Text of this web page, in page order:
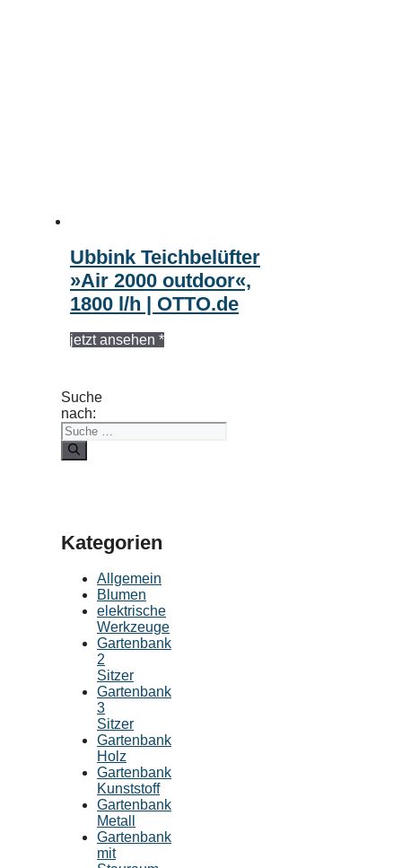
Ubbink Teichbelüfter
»Air 2000 outdoor«,
1800 l/h | OTTO.de
jetzt ansehen *
Suche
nach:
Kategorien
Allgemein
Blumen
elektrische
Werkzeuge
Gartenbank
2
Sitzer
Gartenbank
3
Sitzer
Gartenbank
Holz
Gartenbank
Kunststoff
Gartenbank
Metall
Gartenbank
mit